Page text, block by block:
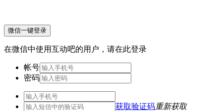
微信一键登录
在微信中使用互动吧的用户，请在此登录
帐号
密码
获取验证码重新获取